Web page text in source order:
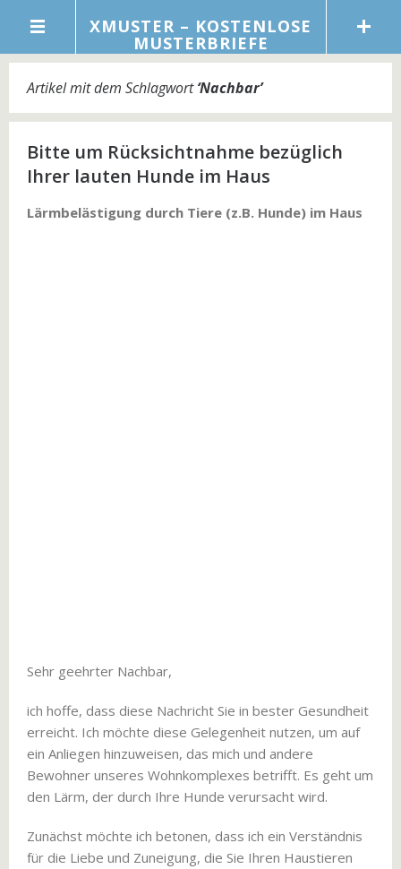
XMUSTER – KOSTENLOSE
MUSTERBRIEFE
Artikel mit dem Schlagwort‘Nachbar’
Bitte um Rücksichtnahme bezüglich
Ihrer lauten Hunde im Haus
Lärmbelästigung durch Tiere (z.B. Hunde) im Haus
Sehr geehrter Nachbar,
ich hoffe, dass diese Nachricht Sie in bester Gesundheit
erreicht. Ich möchte diese Gelegenheit nutzen, um auf
ein Anliegen hinzuweisen, das mich und andere
Bewohner unseres Wohnkomplexes betrifft. Es geht um
den Lärm, der durch Ihre Hunde verursacht wird.
Zunächst möchte ich betonen, dass ich ein Verständnis
für die Liebe und Zuneigung, die Sie Ihren Haustieren